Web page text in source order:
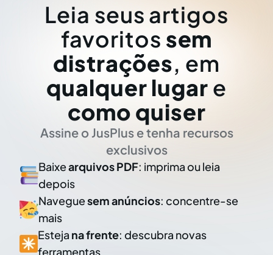
Leia seus artigos
favoritos sem
distrações, em
qualquer lugar e
como quiser
Assine o JusPlus e tenha recursos
exclusivos
Baixearquivos PDF: imprima ou leia
depois
Naveguesem anúncios: concentre-se
mais
Esteja na frente: descubra novas
ferramentas